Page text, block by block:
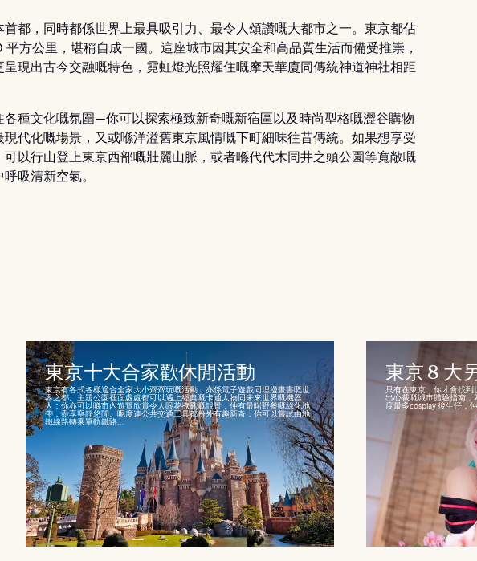
首都，同時都係世界上最具吸引力、最令人頌讚嘅大都市之一。東京都佔
平方公里，堪稱自成一國。這座城市因其安全和高品質生活而備受推崇，
呈現出古今交融嘅特色，霓虹燈光照耀住嘅摩天華廈同傳統神道神社相距
各種文化嘅氛圍—你可以探索極致新奇嘅新宿區以及時尚型格嘅澀谷購物
現代化嘅場景，又或喺洋溢舊東京風情嘅下町細味往昔傳統。如果想享受
可以行山登上東京西部嘅壯麗山脈，或者喺代代木同井之頭公園等寬敞嘅
吸清新空氣。
東京十大合家歡休閒活動
東京有各式各樣適合全家大小齊齊玩嘅活動，亦係電子遊戲同埋漫畫書嘅世
界之都。主題公園裡面處處都可以遇上經典嘅卡通人物同未來世界嘅機器
人；你亦可以喺市內遊覽欣賞令人眼花撩亂嘅靚景，仲有最啱野餐嘅綠化地
帶，盡享寧靜悠閒。呢度連公共交通工具都份外有趣新奇；你可以嘗試由地
鐵線路轉乘單軌鐵路...
東京 8 大
只有在東京，你才會找
出心裁嘅城市體驗指南
度最多cosplay 後生仔，